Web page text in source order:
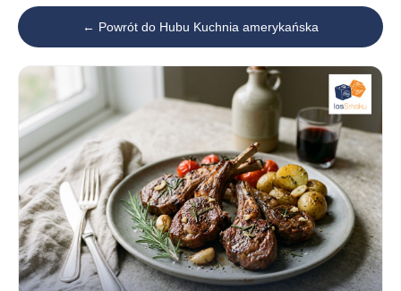
← Powrót do Hubu Kuchnia amerykańska